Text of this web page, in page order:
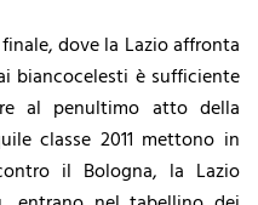
dove la Lazio affronta
biancocelesti è sufficiente
al penultimo atto della
classe 2011 mettono in
il Bologna, la Lazio